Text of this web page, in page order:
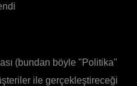
(bundan böyle "Politika"
ile gerçekleştireceği